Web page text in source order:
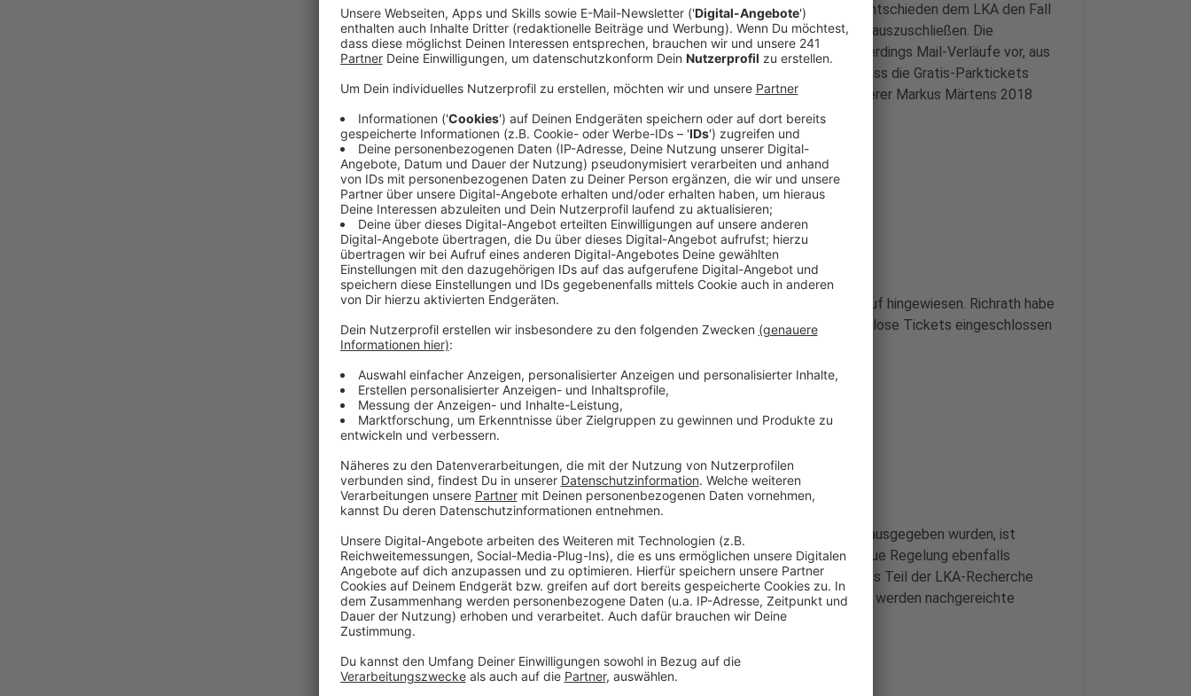
Oberbürgermeister Uwe Richrath hatte vor knapp drei Monaten entschieden dem LKA den Fall
vorzulegen, um „jeglichen Verdacht der Vorteilsnahme“ der Stadt auszuschließen. Die
Ermittlungen des LKA laufen noch, der Rheinische Post liegen allerdings Mail-Verläufe vor, aus
denen hervorgeht, dass Richrath bereits seit längerem wusste, dass die Gratis-Parktickets
nicht zulässig seien. Darüber hatte ihn der damalige Stadt-Kämmerer Markus Märtens 2018
informiert.
Anzeige
Richrath bat um neue Regelung
Anzeige
2021 habe Märtens noch einmal bei einer Stadtangestellten darauf hingewiesen. Richrath habe
daraufhin um eine neue Vertrags-Regelung gebeten, in der kostenlose Tickets eingeschlossen
Anzeige
Viele offene Fragen
Anzeige
Warum die kostenlosen Parktickets trotzdem weiterhin irregulär ausgegeben wurden, ist
aktuell noch unklar. Ist das Thema vergessen worden? War die neue Regelung ebenfalls
fehlerhaft? Und gibt es einen Schuldigen? All das könnte ebenfalls Teil der LKA-Recherche
werden. Die Untersuchungen des LKA laufen zurzeit noch. Aktuell werden nachgereichte
Akten ausgewertet, heißt es auf Radio Leverkusen anfrage.
Anzeige